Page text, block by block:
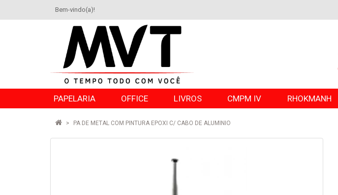
Bem-vindo(a)!
PAPELARIA OFFICE LIVROS CMPM IV RHOKMANH
PA DE METAL COM PINTURA EPOXI C/ CABO DE ALUMINIO